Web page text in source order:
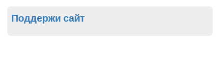
Поддержи сайт